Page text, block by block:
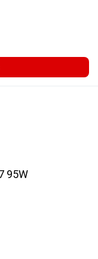
95W